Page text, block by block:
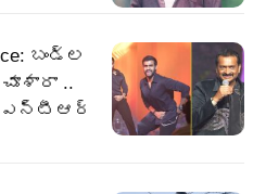
బండ్ల
..